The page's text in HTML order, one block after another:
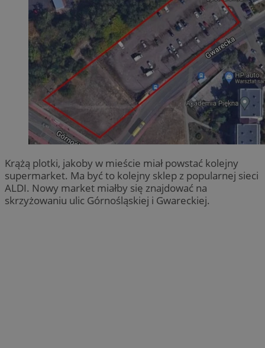
Krążą plotki, jakoby w mieście miał powstać kolejny
supermarket. Ma być to kolejny sklep z popularnej sieci
ALDI. Nowy market miałby się znajdować na
skrzyżowaniu ulic Górnośląskiej i Gwareckiej.